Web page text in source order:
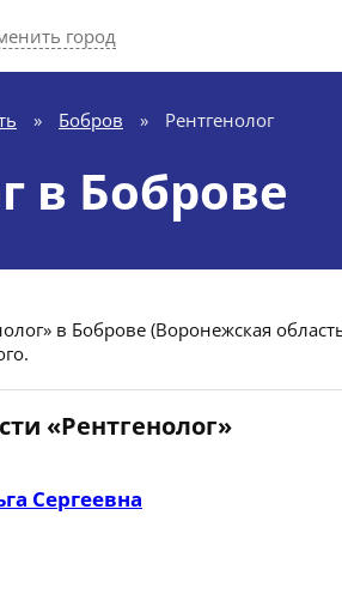
город
» Бобров » Рентгенолог
в Боброве
в Боброве (Воронежская
«Рентгенолог»
Сергеевна